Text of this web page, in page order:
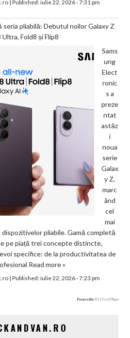
| Published:iulie 22, 2026 - 7:31 pm
seria pliabilă: Debutul noilor Galaxy Z
Ultra, Fold8 și Flip8
Sams
ung
Elect
ronic
s a
preze
ntat
astăz
i
noua
serie
Galax
y Z,
marc
ând
cel
mai
pliabile. Gamă completă
pe piață trei concepte distincte,
specifice: de la productivitatea de
Read more »
| Published:iulie 22, 2026 - 7:23 pm
Powered by RSS Feed Plugin